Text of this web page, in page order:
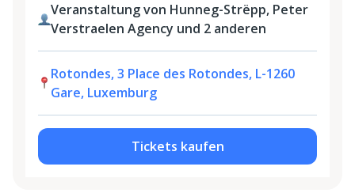
Veranstaltung von Hunneg-Strëpp, Peter
Verstraelen Agency und 2 anderen
Rotondes, 3 Place des Rotondes, L-1260
Gare, Luxemburg
Tickets kaufen